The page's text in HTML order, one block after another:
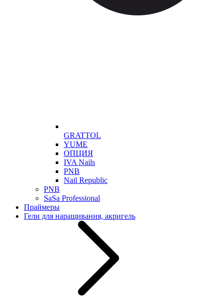
GRATTOL
YUME
ОПЦИЯ
IVA Nails
PNB
Nail Republic
PNB
SaSa Professional
Праймеры
Гели для наращивания, акригель